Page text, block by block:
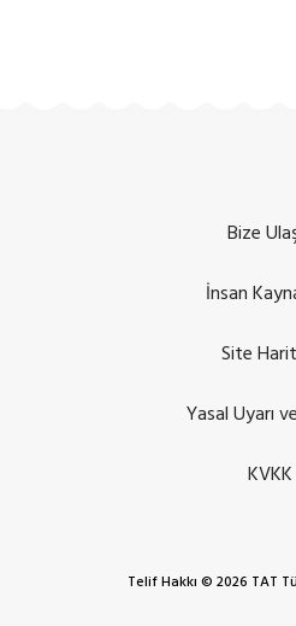
Bize
İnsan
Site
Yasal Uyarı
KVKK
Telif Hakkı © 2026 TAT